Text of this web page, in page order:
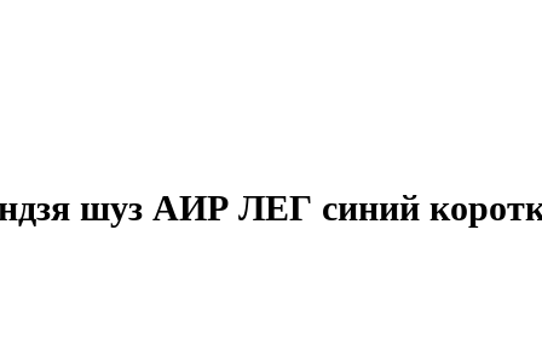
шуз АИР ЛЕГ синий